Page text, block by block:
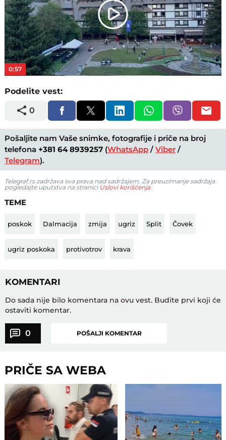
Play
Video
0:57
Podelite vest:
0
Pošaljite nam Vaše snimke, fotografije i priče na broj
telefona +381 64 8939257 (WhatsApp /Viber /
Telegram).
Telegraf.rs zadržava sva prava nad sadržajem. Za preuzimanje sadržaja
pogledajte uputstva na stranici Uslovi korišćenja.
TEME
poskok Dalmacija zmija ugriz Split Čovek
ugriz poskoka protivotrov krava
KOMENTARI
Do sada nije bilo komentara na ovu vest. Budite prvi koji će
ostaviti komentar.
0 POŠALJI KOMENTAR
PRIČE SA WEBA